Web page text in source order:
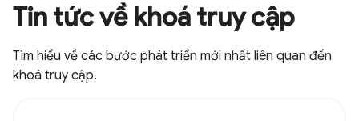
Tin tức về khoá truy cập
Tìm hiểu về các bước phát triển mới nhất liên quan đến
khoá truy cập.